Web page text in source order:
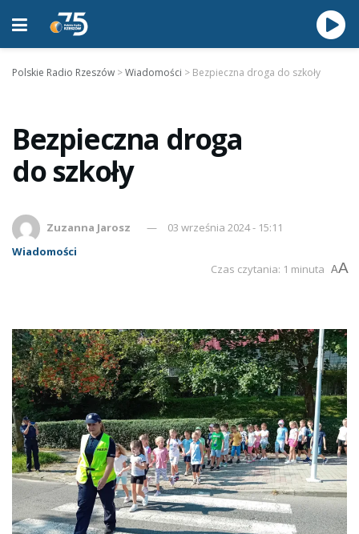
Polskie Radio Rzeszów >Wiadomości > Bezpieczna droga do szkoły
Bezpieczna droga
do szkoły
Zuzanna Jarosz
03 września 2024 - 15:11
Wiadomości
Czas czytania: 1 minuta AA